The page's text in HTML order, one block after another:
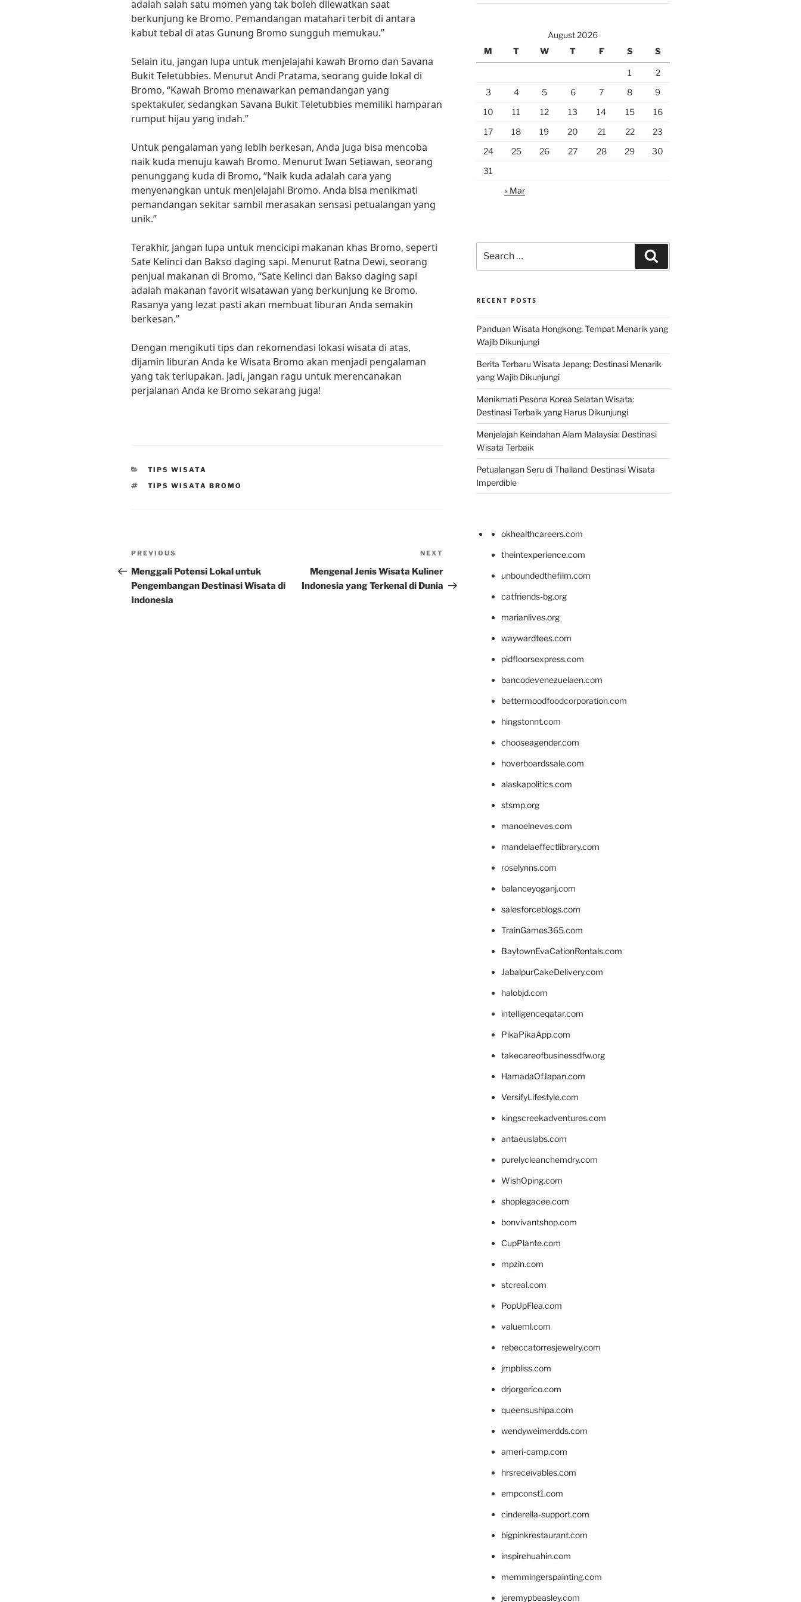
adalah salah satu momen yang tak boleh dilewatkan saat
berkunjung ke Bromo. Pemandangan matahari terbit di antara
kabut tebal di atas Gunung Bromo sungguh memukau.”
Selain itu, jangan lupa untuk menjelajahi kawah Bromo dan Savana
Bukit Teletubbies. Menurut Andi Pratama, seorang guide lokal di
Bromo, “Kawah Bromo menawarkan pemandangan yang
spektakuler, sedangkan Savana Bukit Teletubbies memiliki hamparan
rumput hijau yang indah.”
Untuk pengalaman yang lebih berkesan, Anda juga bisa mencoba
naik kuda menuju kawah Bromo. Menurut Iwan Setiawan, seorang
penunggang kuda di Bromo, “Naik kuda adalah cara yang
menyenangkan untuk menjelajahi Bromo. Anda bisa menikmati
pemandangan sekitar sambil merasakan sensasi petualangan yang
unik.”
Terakhir, jangan lupa untuk mencicipi makanan khas Bromo, seperti
Sate Kelinci dan Bakso daging sapi. Menurut Ratna Dewi, seorang
penjual makanan di Bromo, “Sate Kelinci dan Bakso daging sapi
adalah makanan favorit wisatawan yang berkunjung ke Bromo.
Rasanya yang lezat pasti akan membuat liburan Anda semakin
berkesan.”
Dengan mengikuti tips dan rekomendasi lokasi wisata di atas,
dijamin liburan Anda ke Wisata Bromo akan menjadi pengalaman
yang tak terlupakan. Jadi, jangan ragu untuk merencanakan
perjalanan Anda ke Bromo sekarang juga!
CATEGORIES
TIPS WISATA
TAGS
TIPS WISATA BROMO
Post
navigation
Previous
Post
PREVIOUS
Menggali Potensi Lokal untuk
Pengembangan Destinasi Wisata di
Indonesia
Post
NEXT
Mengenal Jenis Wisata Kuliner
Indonesia yang Terkenal di Dunia
August 2026
M
T W T F S S
1
2
3
4 5 6 7 8
9
10
11 12 13 14 15
16
17
18 19 20 21 22
23
24
25 26 27 28 29
30
31
« Mar
for:
RECENT POSTS
Panduan Wisata Hongkong: Tempat Menarik yang
Wajib Dikunjungi
Berita Terbaru Wisata Jepang: Destinasi Menarik
yang Wajib Dikunjungi
Menikmati Pesona Korea Selatan Wisata:
Destinasi Terbaik yang Harus Dikunjungi
Menjelajah Keindahan Alam Malaysia: Destinasi
Wisata Terbaik
Petualangan Seru di Thailand: Destinasi Wisata
Imperdible
okhealthcareers.com
theintexperience.com
unboundedthefilm.com
catfriends-bg.org
marianlives.org
waywardtees.com
pidfloorsexpress.com
bancodevenezuelaen.com
bettermoodfoodcorporation.com
hingstonnt.com
chooseagender.com
hoverboardssale.com
alaskapolitics.com
stsmp.org
manoelneves.com
mandelaeffectlibrary.com
roselynns.com
balanceyoganj.com
salesforceblogs.com
TrainGames365.com
BaytownEvaCationRentals.com
JabalpurCakeDelivery.com
halobjd.com
intelligenceqatar.com
PikaPikaApp.com
takecareofbusinessdfw.org
HamadaOfJapan.com
VersifyLifestyle.com
kingscreekadventures.com
antaeuslabs.com
purelycleanchemdry.com
WishOping.com
shoplegacee.com
bonvivantshop.com
CupPlante.com
mpzin.com
stcreal.com
PopUpFlea.com
valueml.com
rebeccatorresjewelry.com
jmpbliss.com
drjorgerico.com
queensushipa.com
wendyweimerdds.com
ameri-camp.com
hrsreceivables.com
empconst1.com
cinderella-support.com
bigpinkrestaurant.com
inspirehuahin.com
memmingerspainting.com
jeremypbeasley.com